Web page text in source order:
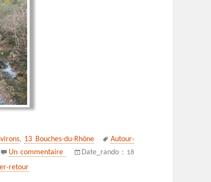
, 13 Bouches-du-Rhône
Mots-
clés
Autour-
Un commentaire sur Que d’eau à la source de la ferme de
Date_rando : 18
retour